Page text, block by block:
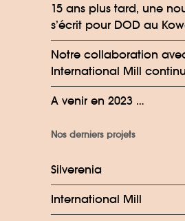
15 ans plus tard, une
s’écrit pour DOD au
Notre collaboration
International Mill
A venir en 2023 …
Nos derniers projets
Silverenia
International Mill